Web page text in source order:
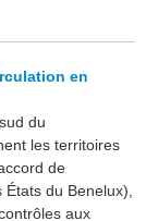
en
du
les territoires
de
du Benelux),
aux